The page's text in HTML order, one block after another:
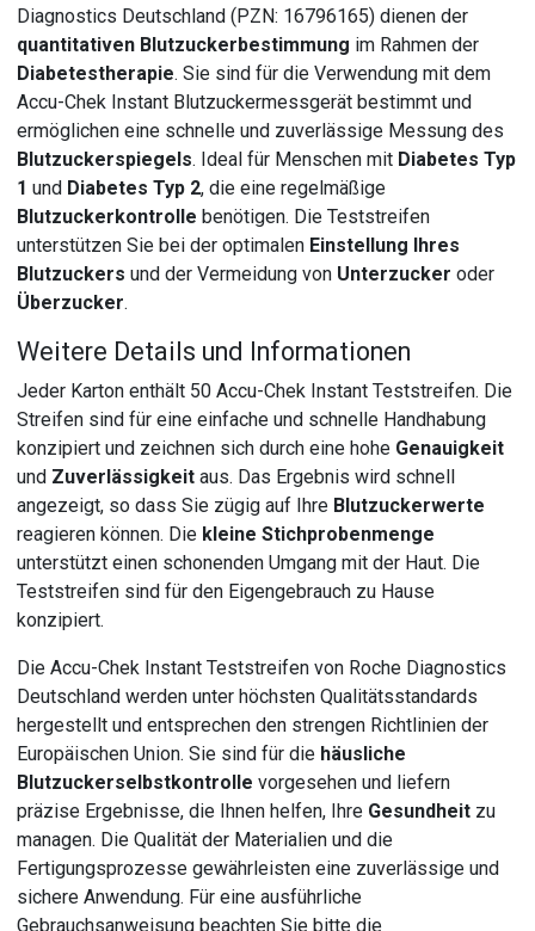
Diagnostics Deutschland (PZN: 16796165) dienen der
quantitativen Blutzuckerbestimmung im Rahmen der
Diabetestherapie. Sie sind für die Verwendung mit dem
Accu-Chek Instant Blutzuckermessgerät bestimmt und
ermöglichen eine schnelle und zuverlässige Messung des
Blutzuckerspiegels. Ideal für Menschen mit Diabetes Typ
1 und Diabetes Typ 2, die eine regelmäßige
Blutzuckerkontrolle benötigen. Die Teststreifen
unterstützen Sie bei der optimalen Einstellung Ihres
Blutzuckers und der Vermeidung von Unterzucker oder
Überzucker.
Weitere Details und Informationen
Jeder Karton enthält 50 Accu-Chek Instant Teststreifen. Die
Streifen sind für eine einfache und schnelle Handhabung
konzipiert und zeichnen sich durch eine hohe Genauigkeit
und Zuverlässigkeit aus. Das Ergebnis wird schnell
angezeigt, so dass Sie zügig auf Ihre Blutzuckerwerte
reagieren können. Die kleine Stichprobenmenge
unterstützt einen schonenden Umgang mit der Haut. Die
Teststreifen sind für den Eigengebrauch zu Hause
konzipiert.
Die Accu-Chek Instant Teststreifen von Roche Diagnostics
Deutschland werden unter höchsten Qualitätsstandards
hergestellt und entsprechen den strengen Richtlinien der
Europäischen Union. Sie sind für die häusliche
Blutzuckerselbstkontrolle vorgesehen und liefern
präzise Ergebnisse, die Ihnen helfen, Ihre Gesundheit zu
managen. Die Qualität der Materialien und die
Fertigungsprozesse gewährleisten eine zuverlässige und
sichere Anwendung. Für eine ausführliche
Gebrauchsanweisung beachten Sie bitte die